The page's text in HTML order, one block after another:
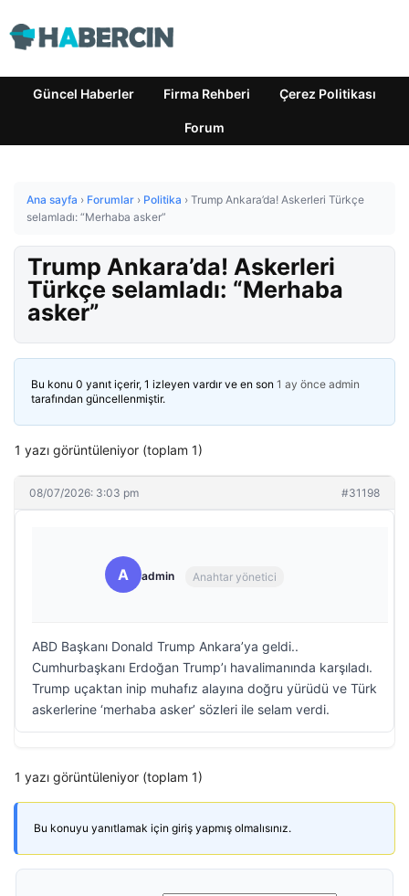
Güncel Haberler Firma Rehberi Çerez Politikası
Forum
Ana sayfa › Forumlar › Politika › Trump Ankara’da! Askerleri Türkçe
selamladı: “Merhaba asker”
Trump Ankara’da! Askerleri
Türkçe selamladı: “Merhaba
asker”
Bu konu 0 yanıt içerir, 1 izleyen vardır ve en son 1 ay önce admin
tarafından güncellenmiştir.
1 yazı görüntüleniyor (toplam 1)
08/07/2026: 3:03 pm #31198
A admin Anahtar yönetici
ABD Başkanı Donald Trump Ankara’ya geldi..
Cumhurbaşkanı Erdoğan Trump’ı havalimanında karşıladı.
Trump uçaktan inip muhafız alayına doğru yürüdü ve Türk
askerlerine ‘merhaba asker’ sözleri ile selam verdi.
1 yazı görüntüleniyor (toplam 1)
Bu konuyu yanıtlamak için giriş yapmış olmalısınız.